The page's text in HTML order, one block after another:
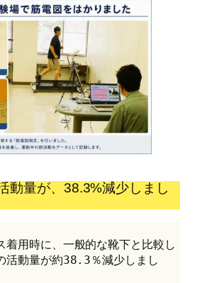
動量が、38.3%減少しまし
着用時に、一般的な靴下と比較し
活動量が約38.3％減少しまし